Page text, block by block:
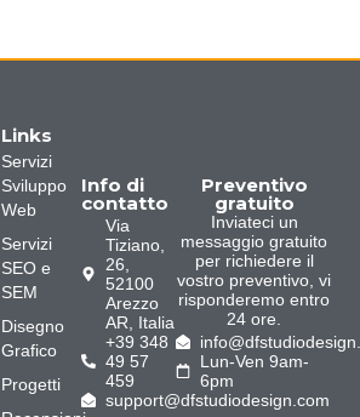
Links
Servizi
Sviluppo
Web
Servizi
SEO e
SEM
Disegno
Grafico
Progetti
Info di
contatto
Via
Tiziano,
26,
52100
Arezzo
AR, Italia
+39 348
49 57
459
support@dfstudiodesign.com
Preventivo
gratuito
Inviateci un
messaggio gratuito
per richiedere il
vostro preventivo, vi
risponderemo entro
24 ore.
Lun-Ven 9am-
6pm